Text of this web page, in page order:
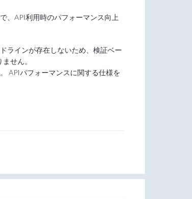
、API利用時のパフォーマンス向上
ラインが存在しないため、検証ベー
せん。
APIパフォーマンスに関する仕様を